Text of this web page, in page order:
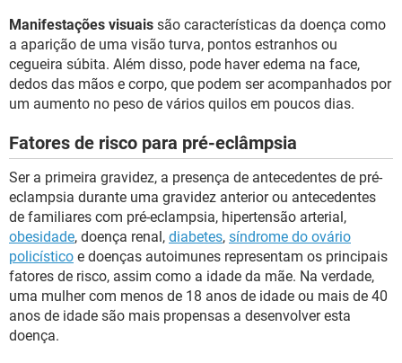
Manifestações visuais são características da doença como
a aparição de uma visão turva, pontos estranhos ou
cegueira súbita. Além disso, pode haver edema na face,
dedos das mãos e corpo, que podem ser acompanhados por
um aumento no peso de vários quilos em poucos dias.
Fatores de risco para pré-eclâmpsia
Ser a primeira gravidez, a presença de antecedentes de pré-
eclampsia durante uma gravidez anterior ou antecedentes
de familiares com pré-eclampsia, hipertensão arterial,
obesidade, doença renal, diabetes, síndrome do ovário
policístico e doenças autoimunes representam os principais
fatores de risco, assim como a idade da mãe. Na verdade,
uma mulher com menos de 18 anos de idade ou mais de 40
anos de idade são mais propensas a desenvolver esta
doença.